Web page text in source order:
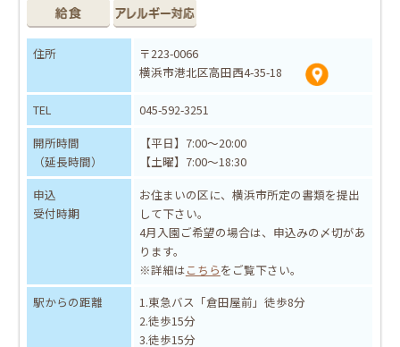
住所
〒223-0066
横浜市港北区高田西4-35-18
TEL
045-592-3251
開所時間
（延長時間）
【平日】7:00～20:00
【土曜】7:00～18:30
申込
受付時期
お住まいの区に、横浜市所定の書類を提出
して下さい。
4月入園ご希望の場合は、申込みの〆切があ
ります。
※詳細はこちらをご覧下さい。
駅からの距離
1.東急バス「倉田屋前」徒歩8分
2.徒歩15分
3.徒歩15分